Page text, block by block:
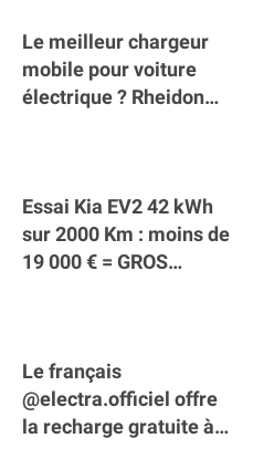
Le meilleur chargeur
mobile pour voiture
électrique ? Rheidon
Essai Kia EV2 42 kWh
sur 2000 Km : moins de
19 000 € = GROS
Le français
@electra.officiel offre
la recharge gratuite à